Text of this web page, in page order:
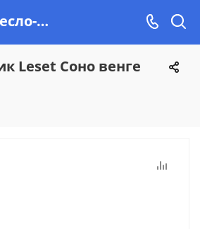
Купить Кресло-маятник Leset Соно венге Joya 022 в Минске, рассрочка на Vishop.by
Leset Соно венге